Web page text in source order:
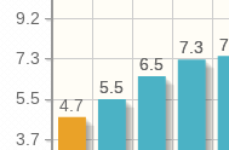
3.7
5.5
7.3
9.2
7.3
6.5
5.5
7.3
6.5
5.5
4.7